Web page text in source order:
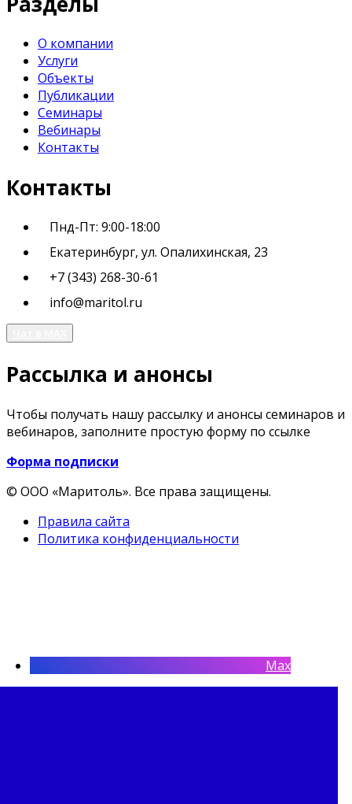
О компании
Услуги
Объекты
Публикации
Семинары
Вебинары
Контакты
Контакты
Пнд-Пт: 9:00-18:00
Екатеринбург, ул. Опалихинская, 23
+7 (343) 268-30-61
info@maritol.ru
Рассылка и анонсы
Чтобы получать нашу рассылку и анонсы семинаров и
вебинаров, заполните простую форму по ссылке
Форма подписки
© ООО «Маритоль». Все права защищены.
Правила сайта
Политика конфиденциальности
Max